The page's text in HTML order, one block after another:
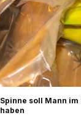
Spinne soll Mann
haben